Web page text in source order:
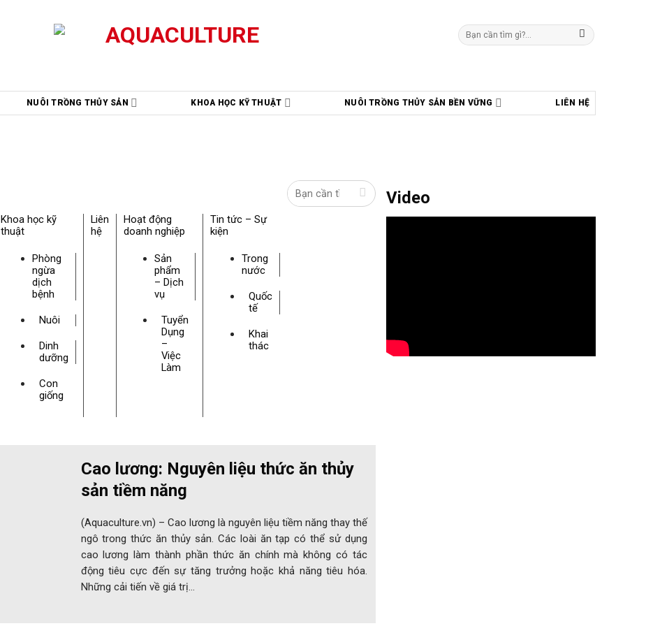
Tìm
kiếm:
NUÔI TRỒNG THỦY SẢN KHOA HỌC KỸ THUẬT NUÔI TRỒNG THỦY SẢN BỀN VỮNG LIÊN HỆ
Khoa học kỹ
thuật
Phòng
ngừa
dịch
bệnh
Nuôi
Dinh
dưỡng
Con
giống
Liên
hệ
Hoạt động
doanh nghiệp
Sản
phẩm
– Dịch
vụ
Tuyển
Dụng
–
Việc
Làm
Tin tức – Sự
kiện
Trong
nước
Quốc
tế
Khai
thác
Cao lương: Nguyên liệu thức ăn thủy
sản tiềm năng
(Aquaculture.vn) – Cao lương là nguyên liệu tiềm năng thay thế
ngô trong thức ăn thủy sản. Các loài ăn tạp có thể sử dụng
cao lương làm thành phần thức ăn chính mà không có tác
động tiêu cực đến sự tăng trưởng hoặc khả năng tiêu hóa.
Những cải tiến về giá trị…
Video